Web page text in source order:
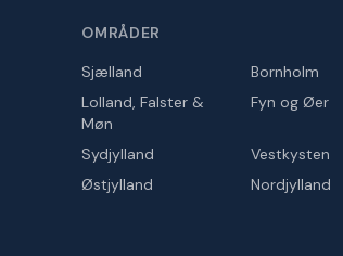
OMRÅDER
Sjælland
Bornholm
Lolland, Falster &
Møn
Fyn og Øer
Sydjylland
Vestkysten
Østjylland
Nordjylland